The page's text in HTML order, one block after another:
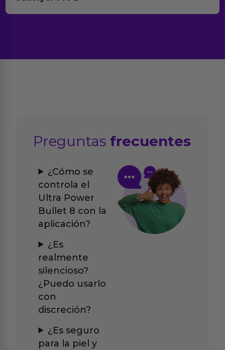
Preguntasfrecuentes
¿Cómo se
controla el
Ultra Power
Bullet 8 con la
aplicación?
¿Es
realmente
silencioso?
¿Puedo usarlo
con
discreción?
¿Es seguro
para la piel y